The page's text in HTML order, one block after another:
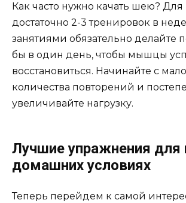
Как часто нужно качать шею?
достаточно 2-3 тренировок в
занятиями обязательно делайте
бы в один день, чтобы мышцы
восстановиться. Начинайте с
количества повторений и
увеличивайте нагрузку.
Лучшие упражнения для
домашних условиях
Теперь перейдем к самой